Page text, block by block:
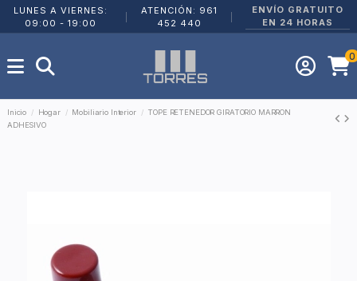
LUNES A VIERNES:
09:00 - 19:00
ATENCIÓN: 961
452 440
ENVÍO GRATUITO
EN 24 HORAS
0
Inicio Hogar Mobiliario Interior
TOPE RETENEDOR GIRATORIO MARRON
ADHESIVO